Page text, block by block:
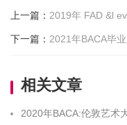
上一篇 ： 2019年 FAD &l
下一篇 ： 2021年BACA毕
相关文章
2020年BACA:伦敦艺术